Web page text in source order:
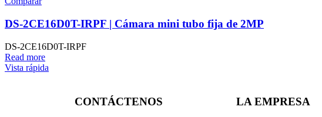
DS-2CE16D0T-IRPF | Cámara mini tubo fija de 2MP
DS-2CE16D0T-IRPF
Read more
Vista rápida
CONTÁCTENOS LA EMPRESA